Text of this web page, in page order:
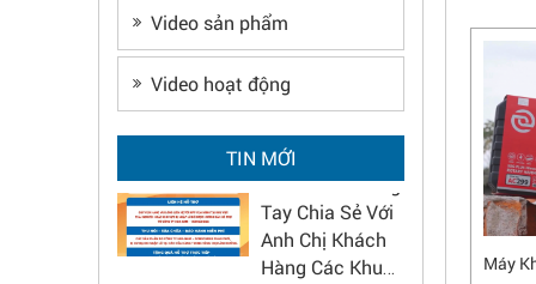
Máy
Video sản phẩm
Video hoạt động
TIN MỚI
Chương trình
xây dựng Góc
thương hiệu
DongCheng
2026 - Nâng tầm
diện mạo cửa
Hoa Nam Chung
Tay Chia Sẻ Với
Anh Chị Khách
Hàng Các Khu
Vực Bão Lũ